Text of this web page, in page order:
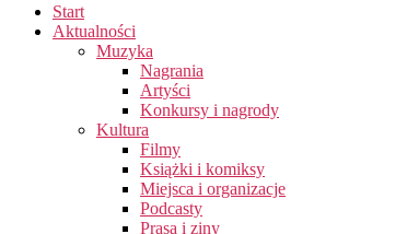
Start
Aktualności
Muzyka
Nagrania
Artyści
Konkursy i nagrody
Kultura
Filmy
Książki i komiksy
Miejsca i organizacje
Podcasty
Prasa i ziny